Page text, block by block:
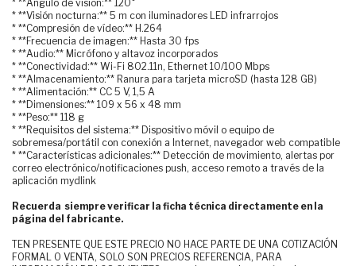
* **Ángulo de visión:** 120°
* **Visión nocturna:** 5 m con iluminadores LED infrarrojos
* **Compresión de vídeo:** H.264
* **Frecuencia de imagen:** Hasta 30 fps
* **Audio:** Micrófono y altavoz incorporados
* **Conectividad:** Wi-Fi 802.11n, Ethernet 10/100 Mbps
* **Almacenamiento:** Ranura para tarjeta microSD (hasta 128 GB)
* **Alimentación:** CC 5 V, 1,5 A
* **Dimensiones:** 109 x 56 x 48 mm
* **Peso:** 118 g
* **Requisitos del sistema:** Dispositivo móvil o equipo de
sobremesa/portátil con conexión a Internet, navegador web compatible
* **Características adicionales:** Detección de movimiento, alertas por
correo electrónico/notificaciones push, acceso remoto a través de la
aplicación mydlink
Recuerda siempre verificar la ficha técnica directamente en la
página del fabricante.
TEN PRESENTE QUE ESTE PRECIO NO HACE PARTE DE UNA COTIZACIÓN
FORMAL O VENTA, SOLO SON PRECIOS REFERENCIA, PARA